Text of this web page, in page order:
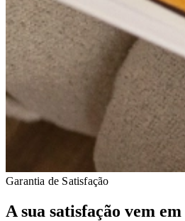
Garantia de Satisfação
A sua satisfação vem